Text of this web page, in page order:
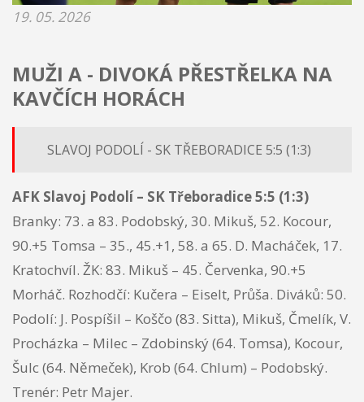
19. 05. 2026
MUŽI A - DIVOKÁ PŘESTŘELKA NA
KAVČÍCH HORÁCH
SLAVOJ PODOLÍ - SK TŘEBORADICE 5:5 (1:3)
AFK Slavoj Podolí – SK Třeboradice 5:5 (1:3)
Branky: 73. a 83. Podobský, 30. Mikuš, 52. Kocour,
90.+5 Tomsa – 35., 45.+1, 58. a 65. D. Macháček, 17.
Kratochvíl. ŽK: 83. Mikuš – 45. Červenka, 90.+5
Morháč. Rozhodčí: Kučera – Eiselt, Průša. Diváků: 50.
Podolí: J. Pospíšil – Koščo (83. Sitta), Mikuš, Čmelík, V.
Procházka – Milec – Zdobinský (64. Tomsa), Kocour,
Šulc (64. Němeček), Krob (64. Chlum) – Podobský.
Trenér: Petr Majer.